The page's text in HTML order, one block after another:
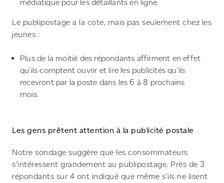
médiatique pour les détaillants en ligne.
Le publipostage a la cote, mais pas seulement chez les
jeunes :
Plus de la moitié des répondants affirment en effet
qu’ils comptent ouvrir et lire les publicités qu’ils
recevront par la poste dans les 6 à 8 prochains
mois.
Les gens prêtent attention à la publicité postale
Notre sondage suggère que les consommateurs
s’intéressent grandement au publipostage. Près de 3
répondants sur 4 ont indiqué que même s’ils ne lisent